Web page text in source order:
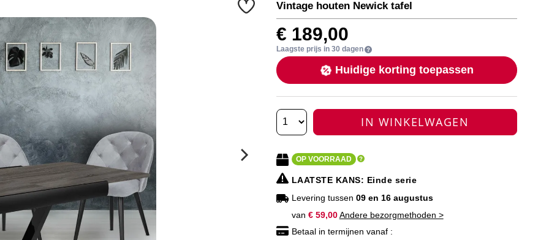
Vintage houten Newick tafel
€ 189,00
Laagste prijs in 30 dagen
Huidige korting toepassen
IN WINKELWAGEN
OP VOORRAAD
LAATSTE KANS: Einde serie
Levering tussen 09 en 16 augustus
van € 59,00 Andere bezorgmethoden >
Betaal in termijnen vanaf :